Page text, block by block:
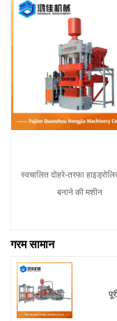
स्वचालित दोहरे-तरफा
बनाने की मशीन
गरम सामान